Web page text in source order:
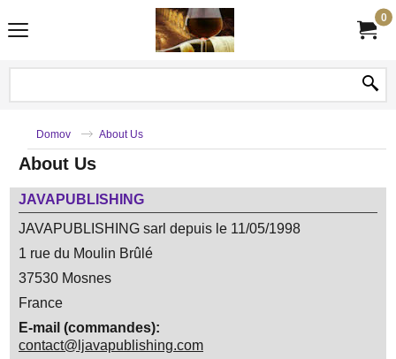
0
Domov About Us
About Us
JAVAPUBLISHING
JAVAPUBLISHING sarl depuis le 11/05/1998
1 rue du Moulin Brûlé
37530 Mosnes
France
E-mail (commandes):
contact@ljavapublishing.com